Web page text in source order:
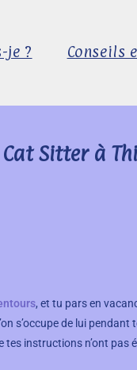
je ? Conseils
Cat Sitter à
, et tu pars en
s’occupe de lui
instructions n’ont pas